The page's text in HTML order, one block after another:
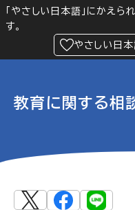
「やさしい日本語」にかえら
す。
やさしい日本
教育に関する相